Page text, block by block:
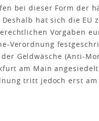
bei dieser Form der
hat sich die EU
Vorgaben
Verordnung
Geldwäsche (Anti-
am Main
tritt jedoch erst am